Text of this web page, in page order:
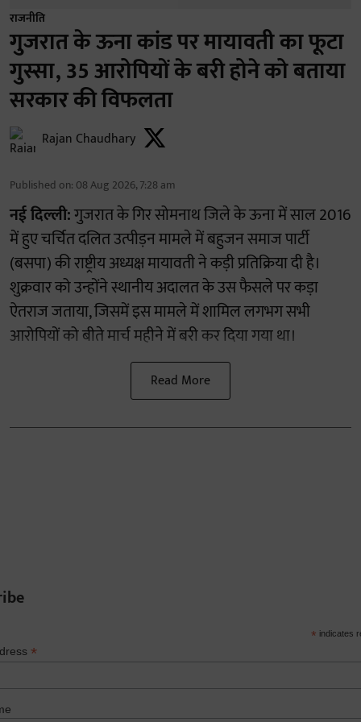
राजनीति
गुजरात के ऊना कांड पर मायावती का फूटा
गुस्सा, 35 आरोपियों के बरी होने को बताया
सरकार की विफलता
Rajan Chaudhary
Published on: 08 Aug 2026, 7:28 am
नई दिल्ली:गुजरात के गिर सोमनाथ जिले के ऊना में साल 2016
में हुए चर्चित दलित उत्पीड़न मामले में बहुजन समाज पार्टी
(बसपा) की राष्ट्रीय अध्यक्ष मायावती ने कड़ी प्रतिक्रिया दी है।
शुक्रवार को उन्होंने स्थानीय अदालत के उस फैसले पर कड़ा
ऐतराज जताया, जिसमें इस मामले में शामिल लगभग सभी
आरोपियों को बीते मार्च महीने में बरी कर दिया गया था।
Read More
* indicates
*